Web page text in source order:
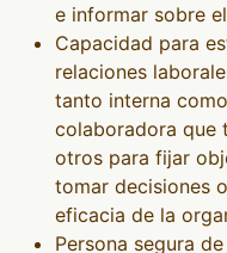
e informar sobre
Capacidad para
relaciones
tanto interna
colaboradora que
otros para fijar
tomar decisiones
eficacia de la
Persona segura